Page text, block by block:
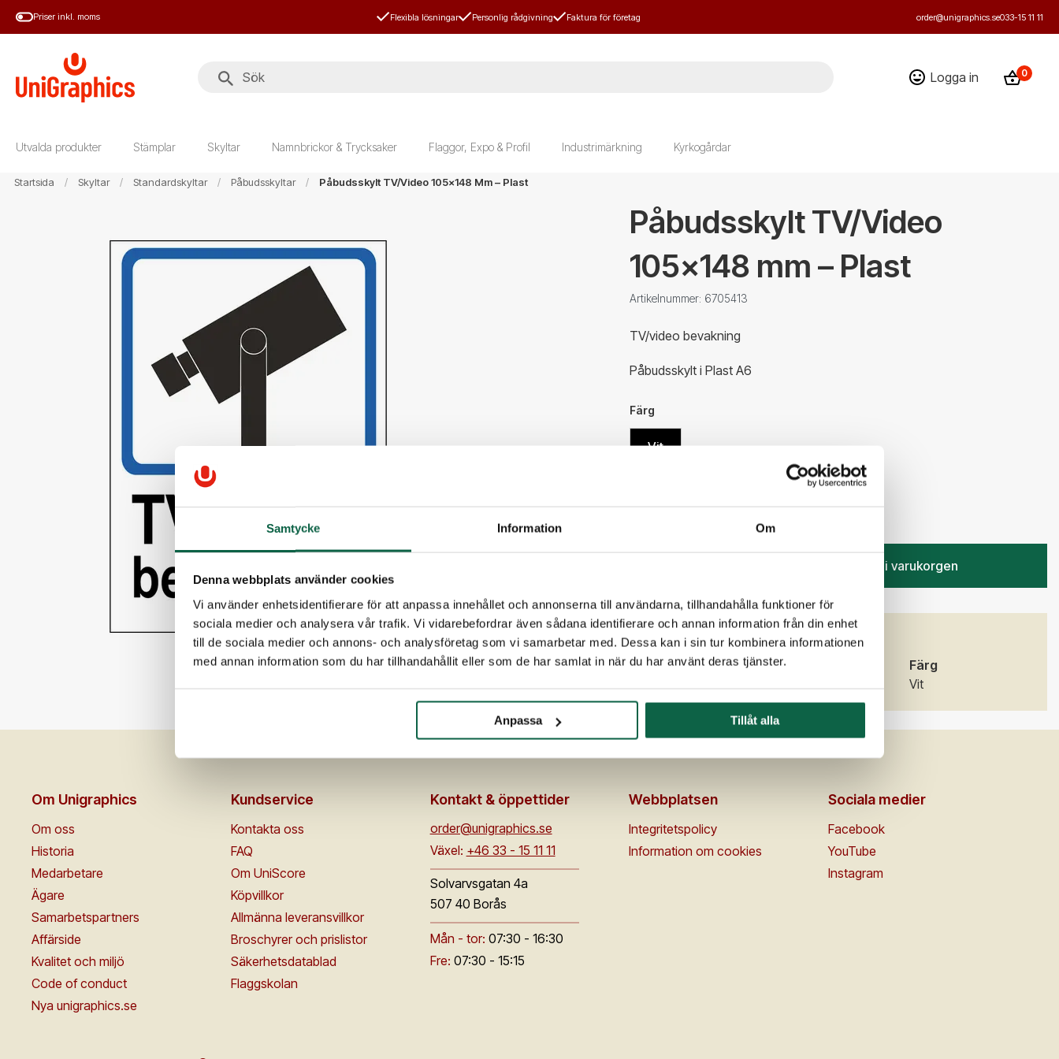
Samtycke Information Om
Denna webbplats använder cookies
Vi använder enhetsidentifierare för att anpassa innehållet och annonserna till användarna, tillhandahålla funktioner för
sociala medier och analysera vår trafik. Vi vidarebefordrar även sådana identifierare och annan information från din enhet
till de sociala medier och annons- och analysföretag som vi samarbetar med. Dessa kan i sin tur kombinera informationen
med annan information som du har tillhandahållit eller som de har samlat in när du har använt deras tjänster.
Anpassa Tillåt alla
HoppaPriser inkl. moms Flexibla lösningar Personlig rådgivning Faktura för företag order@unigraphics.se033-15 11 11
Logga in 0
Utvalda produkter Stämplar Skyltar Namnbrickor & Trycksaker Flaggor, Expo & Profil Industrimärkning Kyrkogårdar
Startsida Skyltar Standardskyltar Påbudsskyltar Påbudsskylt TV/Video 105x148 Mm – Plast
Påbudsskylt TV/Video
105x148 mm – Plast
Artikelnummer: 6705413
TV/video bevakning
Påbudsskylt i Plast A6
Färg
Vit
66,25 kr
Antal
Lägg i varukorgen
PRODUKTEGENSKAPER
Höjd (mm)
Bredd (mm)
Färg
Vit
Om Unigraphics
Om oss
Historia
Medarbetare
Ägare
Samarbetspartners
Affärside
Kvalitet och miljö
Code of conduct
Nya unigraphics.se
Kundservice
Kontakta oss
FAQ
Om UniScore
Köpvillkor
Allmänna leveransvillkor
Broschyrer och prislistor
Säkerhetsdatablad
Flaggskolan
Kontakt & öppettider
order@unigraphics.se
Växel: +46 33 - 15 11 11
Solvarvsgatan 4a
507 40 Borås
Mån - tor: 07:30 - 16:30
Fre: 07:30 - 15:15
Webbplatsen
Integritetspolicy
Information om cookies
Sociala medier
Facebook
YouTube
Instagram